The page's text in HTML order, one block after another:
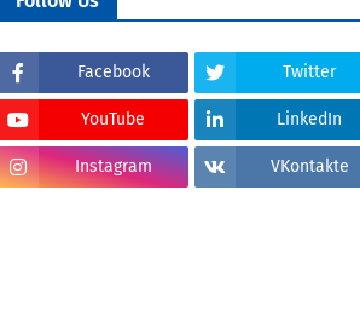
Facebook Twitter
YouTube LinkedIn
Instagram VKontakte